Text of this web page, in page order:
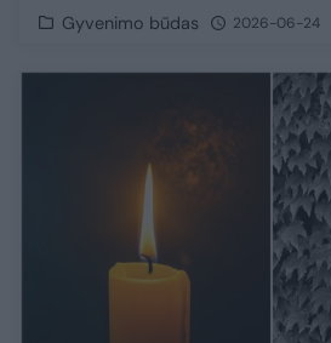
Gyvenimo būdas 2026-06-24